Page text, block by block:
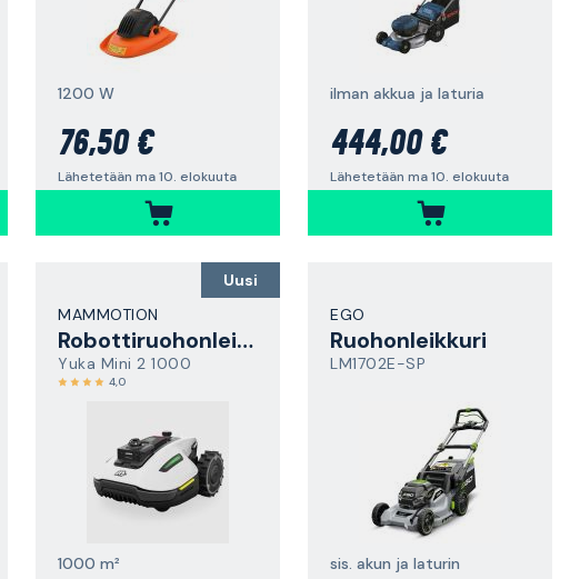
1200 W
76,50 €
Lähetetään ma 10. elokuuta
ilman akkua ja laturia
444,00 €
Lähetetään ma 10. elokuuta
Uusi
MAMMOTION
Robottiruohonleikkuri
Yuka Mini 2 1000
4,0
1000 m²
EGO
Ruohonleikkuri
LM1702E-SP
sis. akun ja laturin